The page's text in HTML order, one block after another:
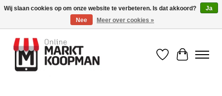
Voor 15:00 besteld, morgen in huis!
Verlanglijst
Wij slaan cookies op om onze website te verbeteren. Is dat akkoord?
Ja
Nee
Meer over cookies »